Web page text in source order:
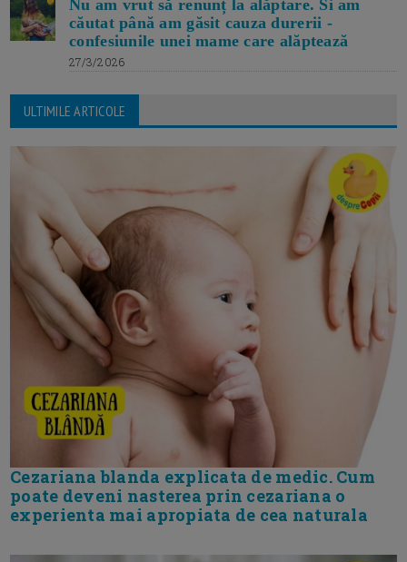
Nu am vrut să renunț la alăptare. Si am
căutat până am găsit cauza durerii -
confesiunile unei mame care alăptează
27/3/2026
ULTIMILE ARTICOLE
Cezariana blanda explicata de medic. Cum
poate deveni nasterea prin cezariana o
experienta mai apropiata de cea naturala